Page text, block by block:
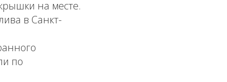
на месте.
в Санкт-
по